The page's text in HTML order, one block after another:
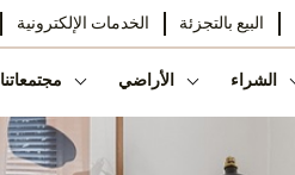
البيع بالتجزئة الخدمات الإلكترونية
الشراء الأراضي مجتمعاتنا